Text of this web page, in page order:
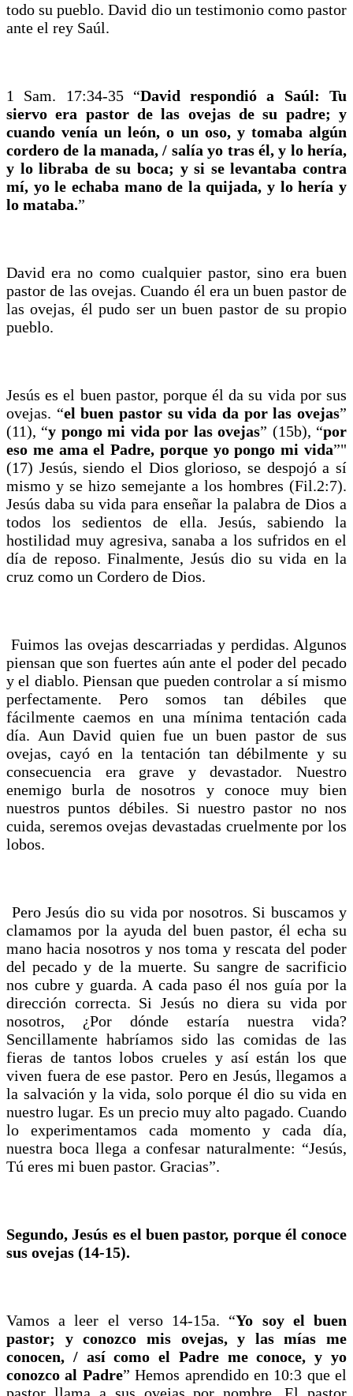
todo su pueblo. David dio un testimonio como pastor
ante el rey Saúl.
1 Sam. 17:34-35 “David respondió a Saúl: Tu
siervo era pastor de las ovejas de su padre; y
cuando venía un león, o un oso, y tomaba algún
cordero de la manada, / salía yo tras él, y lo hería,
y lo libraba de su boca; y si se levantaba contra
mí, yo le echaba mano de la quijada, y lo hería y
lo mataba.”
David era no como cualquier pastor, sino era buen
pastor de las ovejas. Cuando él era un buen pastor de
las ovejas, él pudo ser un buen pastor de su propio
pueblo.
Jesús es el buen pastor, porque él da su vida por sus
ovejas. “el buen pastor su vida da por las ovejas”
(11), “y pongo mi vida por las ovejas” (15b), “por
eso me ama el Padre, porque yo pongo mi vida”"
(17) Jesús, siendo el Dios glorioso, se despojó a sí
mismo y se hizo semejante a los hombres (Fil.2:7).
Jesús daba su vida para enseñar la palabra de Dios a
todos los sedientos de ella. Jesús, sabiendo la
hostilidad muy agresiva, sanaba a los sufridos en el
día de reposo. Finalmente, Jesús dio su vida en la
cruz como un Cordero de Dios.
Fuimos las ovejas descarriadas y perdidas. Algunos
piensan que son fuertes aún ante el poder del pecado
y el diablo. Piensan que pueden controlar a sí mismo
perfectamente. Pero somos tan débiles que
fácilmente caemos en una mínima tentación cada
día. Aun David quien fue un buen pastor de sus
ovejas, cayó en la tentación tan débilmente y su
consecuencia era grave y devastador. Nuestro
enemigo burla de nosotros y conoce muy bien
nuestros puntos débiles. Si nuestro pastor no nos
cuida, seremos ovejas devastadas cruelmente por los
lobos.
Pero Jesús dio su vida por nosotros. Si buscamos y
clamamos por la ayuda del buen pastor, él echa su
mano hacia nosotros y nos toma y rescata del poder
del pecado y de la muerte. Su sangre de sacrificio
nos cubre y guarda. A cada paso él nos guía por la
dirección correcta. Si Jesús no diera su vida por
nosotros, ¿Por dónde estaría nuestra vida?
Sencillamente habríamos sido las comidas de las
fieras de tantos lobos crueles y así están los que
viven fuera de ese pastor. Pero en Jesús, llegamos a
la salvación y la vida, solo porque él dio su vida en
nuestro lugar. Es un precio muy alto pagado. Cuando
lo experimentamos cada momento y cada día,
nuestra boca llega a confesar naturalmente: “Jesús,
Tú eres mi buen pastor. Gracias”.
Segundo, Jesús es el buen pastor, porque él conoce
sus ovejas (14-15).
Vamos a leer el verso 14-15a. “Yo soy el buen
pastor; y conozco mis ovejas, y las mías me
conocen, / así como el Padre me conoce, y yo
conozco al Padre” Hemos aprendido en 10:3 que el